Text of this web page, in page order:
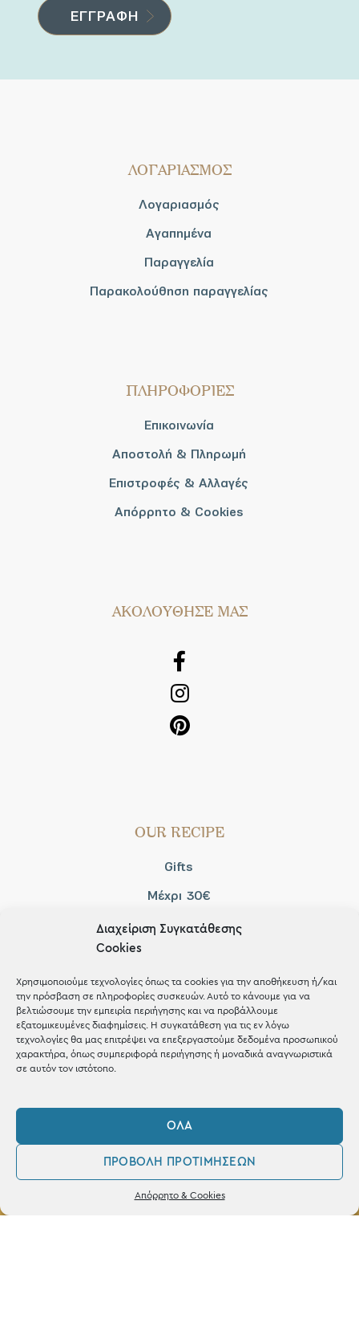
Διαχείριση Συγκατάθεσης
Cookies
Χρησιμοποιούμε τεχνολογίες όπως τα cookies για την αποθήκευση ή/και
την πρόσβαση σε πληροφορίες συσκευών. Αυτό το κάνουμε για να
βελτιώσουμε την εμπειρία περιήγησης και να προβάλλουμε
εξατομικευμένες διαφημίσεις. Η συγκατάθεση για τις εν λόγω
τεχνολογίες θα μας επιτρέψει να επεξεργαστούμε δεδομένα προσωπικού
χαρακτήρα, όπως συμπεριφορά περιήγησης ή μοναδικά αναγνωριστικά
σε αυτόν τον ιστότοπο.
ΌΛΑ
ΠΡΟΒΟΛΉ ΠΡΟΤΙΜΉΣΕΩΝ
Απόρρητο & Cookies
Δεν βρέθηκε κανένα προϊόν που να
ταιριάζει με την επιλογή σας.
ΛΟΓΑΡΙΑΣΜΟΣ
Λογαριασμός
Αγαπημένα
Παραγγελία
Παρακολούθηση παραγγελίας
ΠΛΗΡΟΦΟΡΙΕΣ
Επικοινωνία
Αποστολή & Πληρωμή
Επιστροφές & Αλλαγές
Απόρρητο & Cookies
AΚΟΛΟΥΘΗΣΕ ΜΑΣ
OUR RECIPE
Gifts
Μέχρι 30€
Blog
Shop the look
ΚΑΤΑΣΤΗΜΑ
2421 217300
Δευ / Τετ / Σαβ: 09:00 - 15:00
Φίλτρα
0